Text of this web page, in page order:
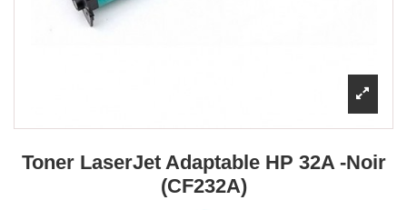
Toner LaserJet Adaptable HP 32A -Noir
(CF232A)